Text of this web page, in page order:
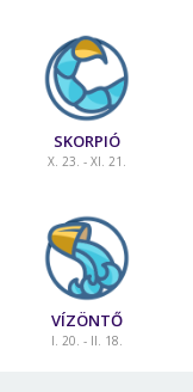
SKORPIÓ
X. 23. - XI. 21.
VÍZÖNTŐ
I. 20. - II. 18.